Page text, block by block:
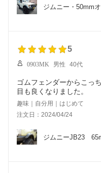
ジムニー・50mm
5
0903MK 男性 40代
ゴムフェンダーからこっ
目も良くなりました。
趣味｜自分用｜はじめて
注文日：2024/04/24
ジムニーJB23　